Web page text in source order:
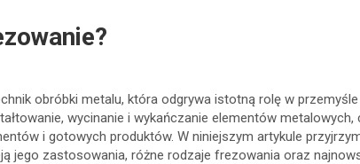
obróbki metalu, która odgrywa istotną rolę w
wycinanie i wykańczanie elementów
i gotowych produktów. W niniejszym artykule
jego zastosowania, różne rodzaje frezowania oraz